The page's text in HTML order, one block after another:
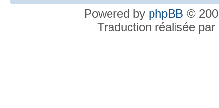
Powered by phpBB ©
Traduction réalisée par